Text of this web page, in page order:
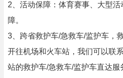
2、活动保障：体育赛事、大型
障。
3、跨省救护车/急救车/监护车，
开往机场和火车站，我们可以联
站的救护车/急救车/监护车直达服